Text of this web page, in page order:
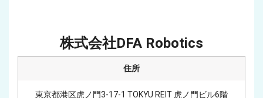
株式会社DFA Robotics
住所
東京都港区虎ノ門3-17-1 TOKYU REIT 虎ノ門ビル6階